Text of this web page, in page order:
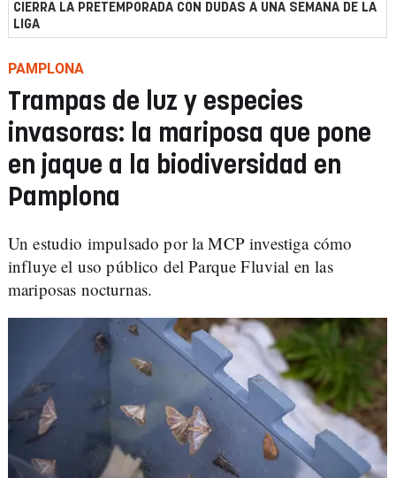
CIERRA LA PRETEMPORADA CON DUDAS A UNA SEMANA DE LA
LIGA
PAMPLONA
Trampas de luz y especies
invasoras: la mariposa que pone
en jaque a la biodiversidad en
Pamplona
Un estudio impulsado por la MCP investiga cómo
influye el uso público del Parque Fluvial en las
mariposas nocturnas.